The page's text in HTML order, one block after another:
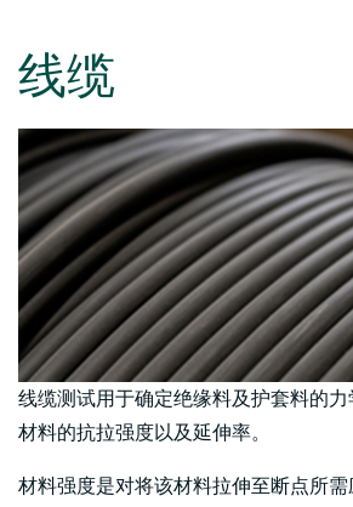
线缆
线缆测试用于确定绝缘料及护套料的
材料的抗拉强度以及延伸率。
材料强度是对将该材料拉伸至断点所